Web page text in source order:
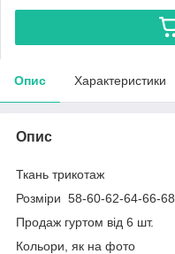
Опис Характеристики
Опис
Ткань трикотаж
Розміри 58-60-62-64-66-68
Продаж гуртом від 6 шт.
Кольори, як на фото